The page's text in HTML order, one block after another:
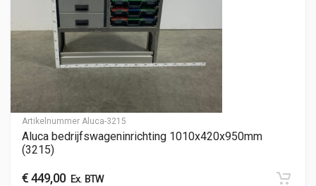
Artikelnummer Aluca-3215
Aluca bedrijfswageninrichting 1010x420x950mm
(3215)
€449,00Ex. BTW